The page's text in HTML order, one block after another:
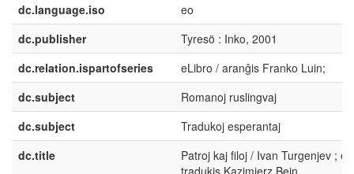
dc.language.iso
eo
dc.publisher
Tyresö : Inko, 2001
dc.relation.ispartofseries
eLibro / aranĝis Franko Luin;
dc.subject
Romanoj ruslingvaj
dc.subject
Tradukoj esperantaj
dc.title
Patroj kaj filoj / Ivan Turgenjev ; el
tradukis Kazimierz Bein